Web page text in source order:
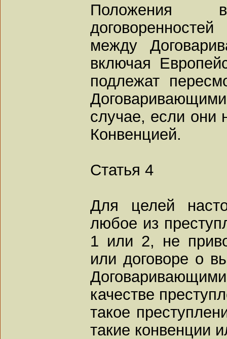
Положения
между
включая
подлежат
случае, если они
Конвенцией.
Статья 4
Для целей
любое из
1 или 2, не
или договоре о
качестве
такое
такие конвенции